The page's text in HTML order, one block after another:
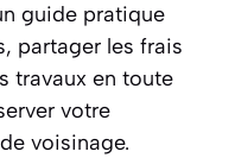
guide pratique
partager les frais
travaux en toute
votre
voisinage.